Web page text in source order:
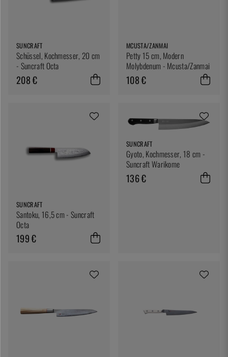
SUNCRAFT
Schüssel, Kochmesser, 20 cm
- Suncraft Octa
208 €
MCUSTA/ZANMAI
Petty 15 cm, Modern
Molybdenum - Mcusta/Zanmai
108 €
SUNCRAFT
Santoku, 16,5 cm - Suncraft
Octa
199 €
SUNCRAFT
Gyoto, Kochmesser, 18 cm -
Suncraft Warikome
136 €